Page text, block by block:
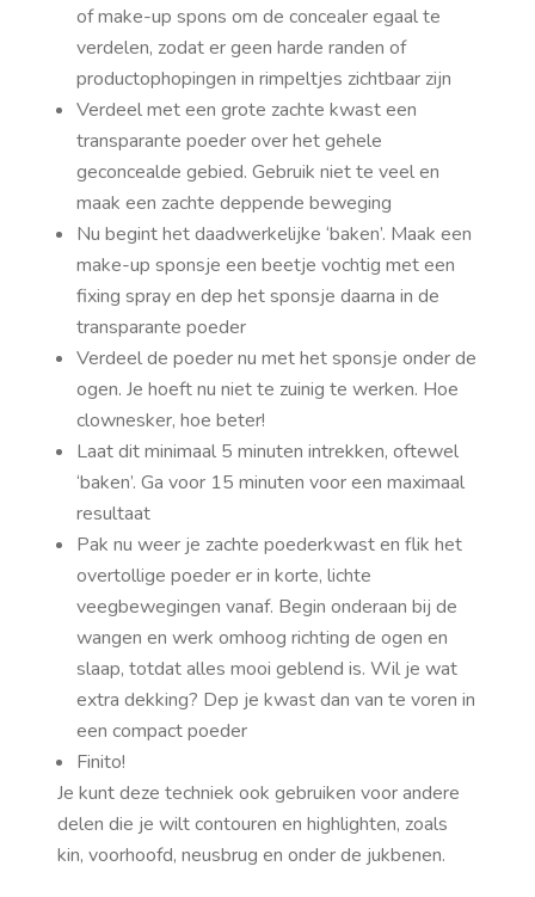
of make-up spons om de concealer egaal te
verdelen, zodat er geen harde randen of
productophopingen in rimpeltjes zichtbaar zijn
Verdeel met een grote zachte kwast een
transparante poeder over het gehele
geconcealde gebied. Gebruik niet te veel en
maak een zachte deppende beweging
Nu begint het daadwerkelijke ‘baken’. Maak een
make-up sponsje een beetje vochtig met een
fixing spray en dep het sponsje daarna in de
transparante poeder
Verdeel de poeder nu met het sponsje onder de
ogen. Je hoeft nu niet te zuinig te werken. Hoe
clownesker, hoe beter!
Laat dit minimaal 5 minuten intrekken, oftewel
‘baken’. Ga voor 15 minuten voor een maximaal
resultaat
Pak nu weer je zachte poederkwast en flik het
overtollige poeder er in korte, lichte
veegbewegingen vanaf. Begin onderaan bij de
wangen en werk omhoog richting de ogen en
slaap, totdat alles mooi geblend is. Wil je wat
extra dekking? Dep je kwast dan van te voren in
een compact poeder
Finito!
Je kunt deze techniek ook gebruiken voor andere
delen die je wilt contouren en highlighten, zoals
kin, voorhoofd, neusbrug en onder de jukbenen.